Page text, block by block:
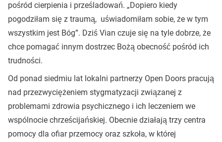
pośród cierpienia i prześladowań. „Dopiero kiedy
pogodziłam się z traumą, uświadomiłam sobie, że w tym
wszystkim jest Bóg”. Dziś Vian czuje się na tyle dobrze, że
chce pomagać innym dostrzec Bożą obecność pośród ich
trudności.
Od ponad siedmiu lat lokalni partnerzy Open Doors pracują
nad przezwyciężeniem stygmatyzacji związanej z
problemami zdrowia psychicznego i ich leczeniem we
wspólnocie chrześcijańskiej. Obecnie działają trzy centra
pomocy dla ofiar przemocy oraz szkoła, w której